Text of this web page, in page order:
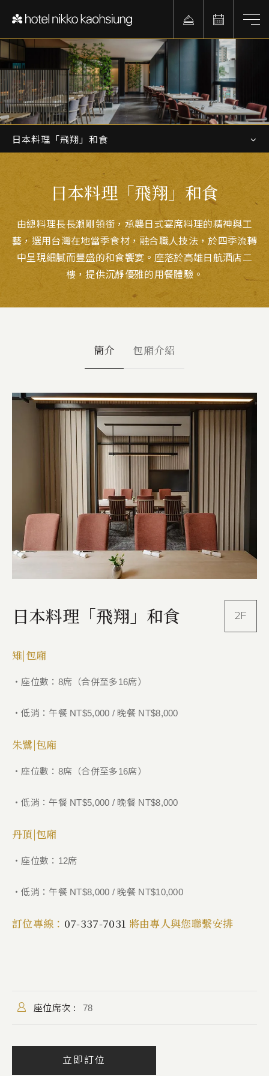
日本料理「飛翔」和食
日本料理「飛翔」和食
由總料理長長瀨剛領銜，承襲日式宴席料理的精神與工
藝，選用台灣在地當季食材，融合職人技法，於四季流轉
中呈現細膩而豐盛的和食饗宴。座落於高雄日航酒店二
樓，提供沉靜優雅的用餐體驗。
簡介 包廂介紹
日本料理「飛翔」和食 2F
雉|包廂
・座位數：8席（合併至多16席）
・低消：午餐 NT$5,000 / 晚餐 NT$8,000
朱鷺|包廂
・座位數：8席（合併至多16席）
・低消：午餐 NT$5,000 / 晚餐 NT$8,000
丹頂|包廂
・座位數：12席
・低消：午餐 NT$8,000 / 晚餐 NT$10,000
訂位專線： 07-337-7031 將由專人與您聯繫安排
座位席次 : 78
立即訂位